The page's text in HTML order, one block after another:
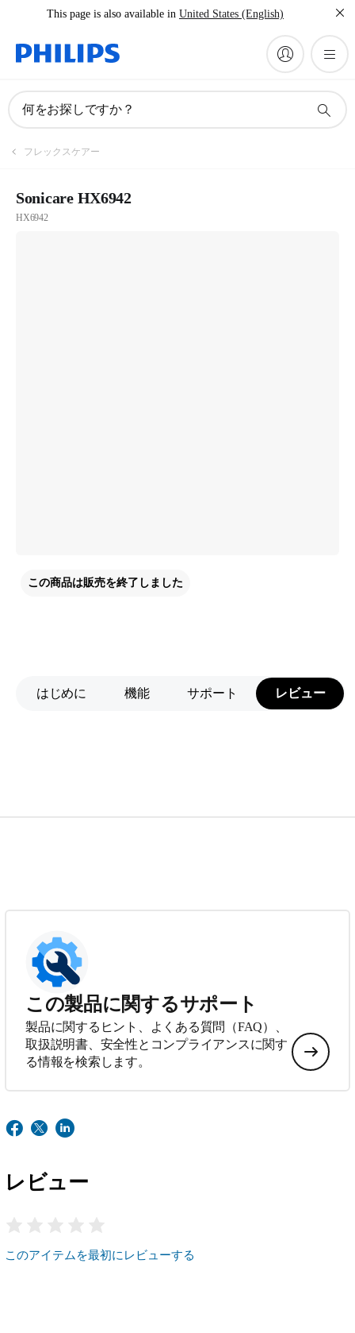
This page is also available in United States (English)
何をお探しですか？
フレックスケアー
Sonicare HX6942
HX6942
この商品は販売を終了しました
はじめに 機能 サポート レビュー
この製品に関するサポート
製品に関するヒント、よくある質問（FAQ）、
取扱説明書、安全性とコンプライアンスに関す
る情報を検索します。
レビュー
このアイテムを最初にレビューする